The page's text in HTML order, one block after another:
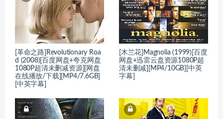
[革命之路]Revolutionary Roa
d (2008)[百度网盘+夸克网盘
1080P超清未删减资源][网盘
在线播放/下载][MP4/7.6GB]
[中英字幕]
[木兰花]Magnolia (1999)[百度
网盘+迅雷云盘资源1080P超
清未删减][MP4/10GB][中英
字幕]